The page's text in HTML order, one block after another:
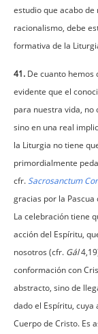
estudio que acabo
racionalismo, debe
formativa de la
41. De cuanto hemos
evidente que el
para nuestra vida, no
sino en una real
la Liturgia no tiene
primordialmente
cfr.Sacrosanctum
gracias por la
La celebración tiene
acción del Espíritu,
nosotros (cfr. Gál
conformación con
abstracto, sino de
dado el Espíritu,
Cuerpo de Cristo. Es